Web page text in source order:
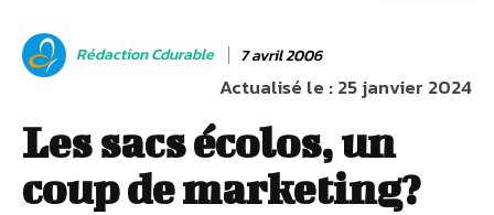
Rédaction Cdurable 7 avril 2006
Actualisé le :25 janvier 2024
Les sacs écolos, un
coup de marketing?